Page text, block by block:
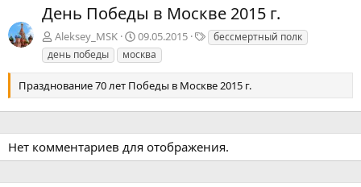
а
д
День Победы в Москве 2015 г.
Aleksey_MSK 09.05.2015
Т
е
бессмертный полк
день победы
москва
Празднование 70 лет Победы в Москве 2015 г.
Нет комментариев для отображения.